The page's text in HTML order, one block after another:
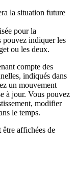
la situation future
pour la
pouvez indiquer les
ou les deux.
compte des
indiqués dans
un mouvement
à jour. Vous pouvez
modifier
le temps.
être affichées de